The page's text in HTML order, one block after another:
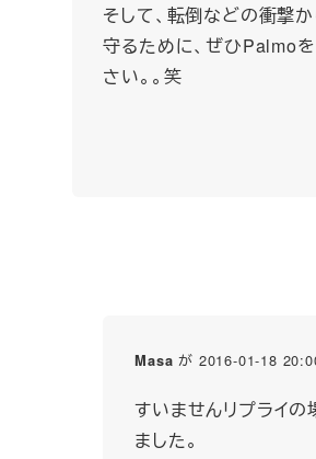
そして、転倒などの衝撃
守るために、ぜひPalmo
さい。。笑
Masa が 2016-01-18
すいませんリプライ
ました。